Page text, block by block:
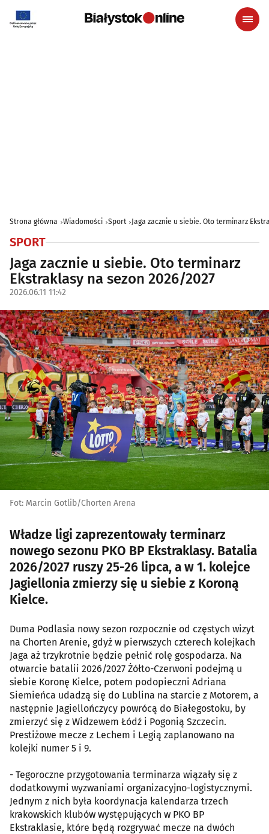
Strona główna Wiadomości Sport Jaga zacznie u siebie. Oto terminarz
SPORT
Jaga zacznie u siebie. Oto terminarz
Ekstraklasy na sezon 2026/2027
2026.06.11 11:42
Fot: Marcin Gotlib/Chorten Arena
Władze ligi zaprezentowały terminarz
nowego sezonu PKO BP Ekstraklasy. Batalia
2026/2027 ruszy 25-26 lipca, a w 1. kolejce
Jagiellonia zmierzy się u siebie z Koroną
Kielce.
Duma Podlasia nowy sezon rozpocznie od częstych wizyt
na Chorten Arenie, gdyż w pierwszych czterech kolejkach
Jaga aż trzykrotnie będzie pełnić rolę gospodarza. Na
otwarcie batalii 2026/2027 Żółto-Czerwoni podejmą u
siebie Koronę Kielce, potem podopieczni Adriana
Siemieńca udadzą się do Lublina na starcie z Motorem, a
następnie Jagiellończycy powrócą do Białegostoku, by
zmierzyć się z Widzewem Łódź i Pogonią Szczecin.
Prestiżowe mecze z Lechem i Legią zaplanowano na
kolejki numer 5 i 9.
- Tegoroczne przygotowania terminarza wiązały się z
dodatkowymi wyzwaniami organizacyjno-logistycznymi.
Jednym z nich była koordynacja kalendarza trzech
krakowskich klubów występujących w PKO BP
Ekstraklasie, które będą rozgrywać mecze na dwóch